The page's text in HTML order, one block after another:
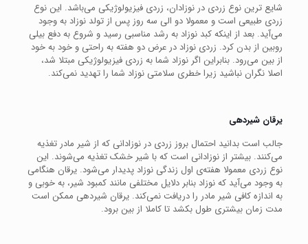
شایع ترین نوع زردی در نوزادان، زردی فیزیولوژیکی می‌باشد. این نوع
زردی طبیعی است و معمولا دو الی سه روز پس از تولد نوزاد به وجود
می‌آید. بعد از اینکه کبد نوزاد به رشد مناسبی رسید و شروع به دفع بیلی
روبین از بدن کرد. زردی نوزاد در عرض دو هفته به راحتی و خود به خود
از بین می‌رود. بنابراین اگر نوزاد شما به زردی فیزیولوژیکی مبتلا شد،
اصلا نگران نباشید زیرا خطری سلامتی نوزاد شما را تهدید نمی‌کند.
یرقان شیردهی
جالب است بدانید احتمال بروز زردی در نوزادانی که از شیر مادر تغذیه
می‌کنند. بیشتر از نوزادانی است که با شیر خشک تغذیه می‌شوند. این
نوع زردی معمولا هفته‌ی اول زندگی نوزاد پدیدار می‌شود. یرقان هنگامی
به وجود می‌آید که نوزاد بنابر دلایل مختلفی مانند کمبود شیر، به خوبی و
به اندازه کافی شیر مادر را دریافت نمی‌کند. یرقان شیردهی ممکن است
مدت زمان بیشتری طول بکشد تا کاملا از بین برود.